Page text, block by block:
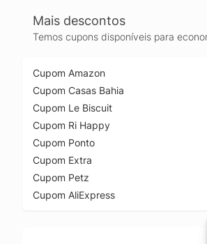
Mais descontos
Temos cupons disponíveis para
Cupom Amazon
Cupom Casas Bahia
Cupom Le Biscuit
Cupom Ri Happy
Cupom Ponto
Cupom Extra
Cupom Petz
Cupom AliExpress